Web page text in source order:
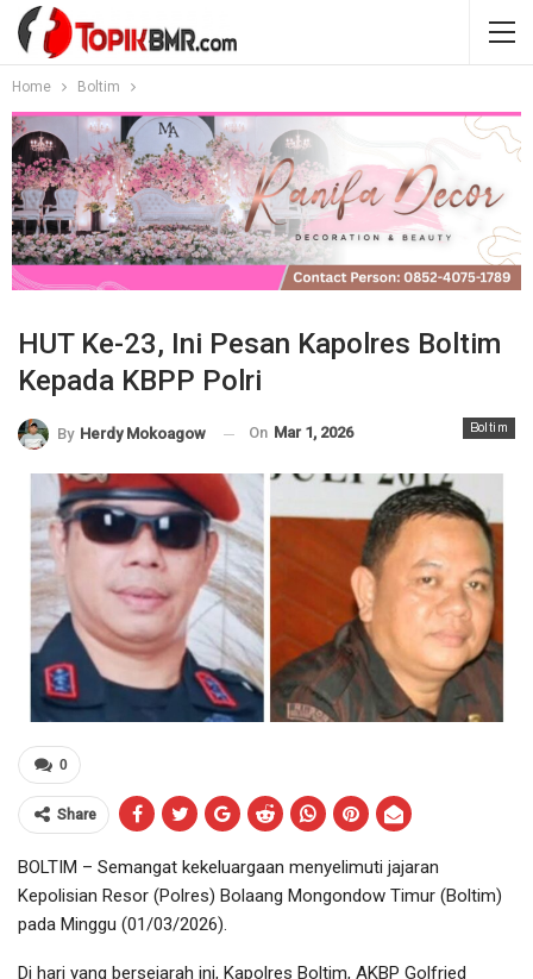
Home Boltim
HUT Ke-23, Ini Pesan Kapolres Boltim
Kepada KBPP Polri
Boltim
By Herdy Mokoagow On Mar 1, 2026
0
Share
BOLTIM – Semangat kekeluargaan menyelimuti jajaran
Kepolisian Resor (Polres) Bolaang Mongondow Timur (Boltim)
pada Minggu (01/03/2026).
Di hari yang bersejarah ini, Kapolres Boltim, AKBP Golfried